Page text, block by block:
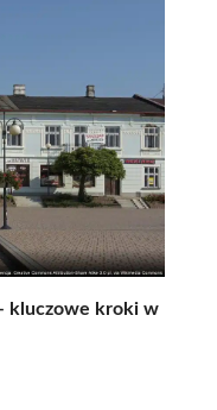
kluczowe kroki w